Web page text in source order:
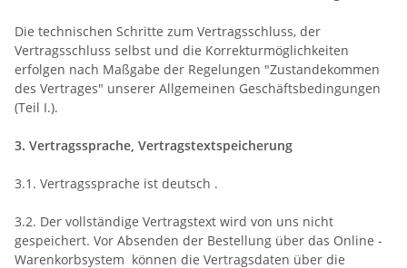
Die technischen Schritte zum Vertragsschluss, der
Vertragsschluss selbst und die Korrekturmöglichkeiten
erfolgen nach Maßgabe der Regelungen "Zustandekommen
des Vertrages" unserer Allgemeinen Geschäftsbedingungen
(Teil I.).
3. Vertragssprache, Vertragstextspeicherung
3.1. Vertragssprache ist deutsch .
3.2. Der vollständige Vertragstext wird von uns nicht
gespeichert. Vor Absenden der Bestellung über das Online -
Warenkorbsystem können die Vertragsdaten über die